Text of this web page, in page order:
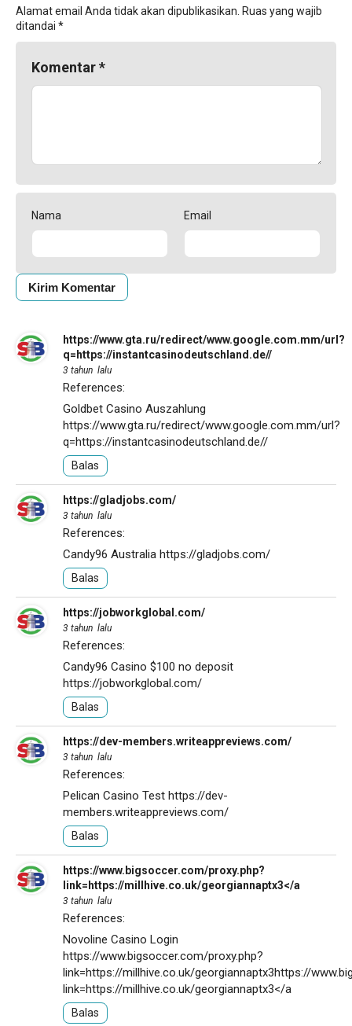
Alamat email Anda tidak akan dipublikasikan. Ruas yang wajib
ditandai *
Komentar*
Nama Email
https://www.gta.ru/redirect/www.google.com.mm/url?
q=https://instantcasinodeutschland.de//
3 tahun lalu
References:
Goldbet Casino Auszahlung
https://www.gta.ru/redirect/www.google.com.mm/url?
q=https://instantcasinodeutschland.de//
Balas
https://gladjobs.com/
3 tahun lalu
References:
Candy96 Australia https://gladjobs.com/
Balas
https://jobworkglobal.com/
3 tahun lalu
References:
Candy96 Casino $100 no deposit
https://jobworkglobal.com/
Balas
https://dev-members.writeappreviews.com/
3 tahun lalu
References:
Pelican Casino Test https://dev-
members.writeappreviews.com/
Balas
https://www.bigsoccer.com/proxy.php?
link=https://millhive.co.uk/georgiannaptx3</a
3 tahun lalu
References:
Novoline Casino Login
https://www.bigsoccer.com/proxy.php?
link=https://millhive.co.uk/georgiannaptx3https://
link=https://millhive.co.uk/georgiannaptx3</a
Balas